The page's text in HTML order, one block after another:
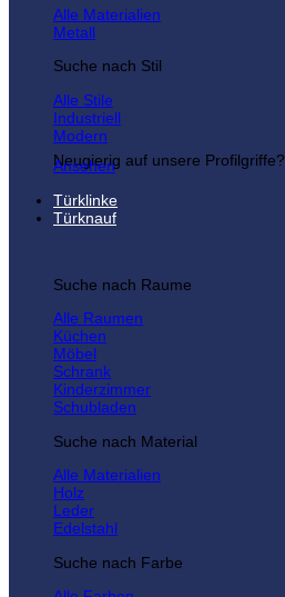
Alle Materialien
Metall
Suche nach Stil
Alle Stile
Industriell
Modern
Neugierig auf unsere Profilgriffe?
Ansehen
Türklinke
Türknauf
Suche nach Raume
Alle Raumen
Küchen
Möbel
Schrank
Kinderzimmer
Schubladen
Suche nach Material
Alle Materialien
Holz
Leder
Edelstahl
Suche nach Farbe